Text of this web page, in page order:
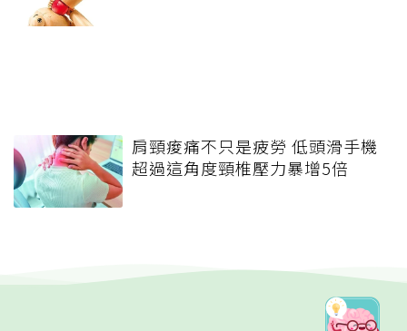
肩頸痠痛不只是疲勞 低頭滑手機
超過這角度頸椎壓力暴增5倍